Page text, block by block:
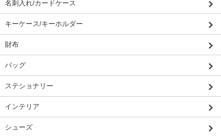
名刺入れ/カードケース
キーケース/キーホルダー
財布
バッグ
ステショナリー
インテリア
シューズ